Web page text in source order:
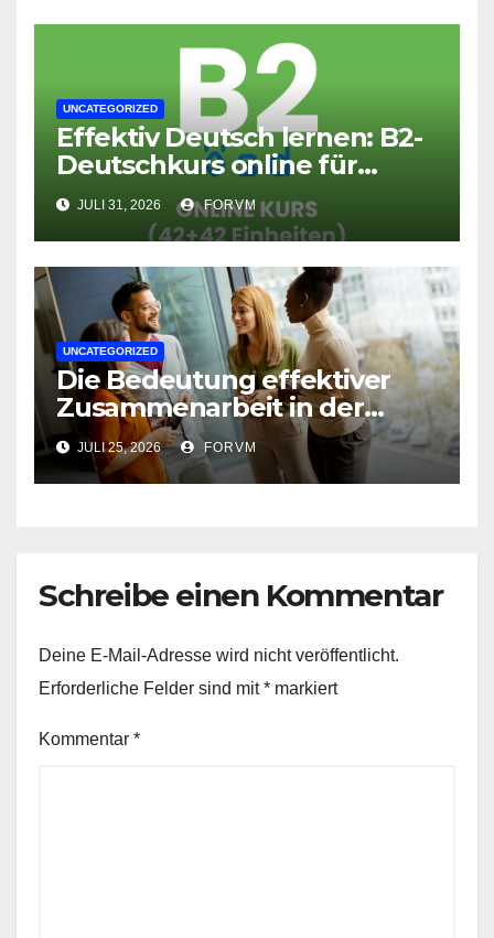
UNCATEGORIZED
Effektiv Deutsch lernen: B2-
Deutschkurs online für
Fortgeschrittene
JULI 31, 2026 FORVM
UNCATEGORIZED
Die Bedeutung effektiver
Zusammenarbeit in der
Arbeitswelt
JULI 25, 2026 FORVM
Schreibe einen Kommentar
Deine E-Mail-Adresse wird nicht veröffentlicht.
Erforderliche Felder sind mit* markiert
Kommentar *